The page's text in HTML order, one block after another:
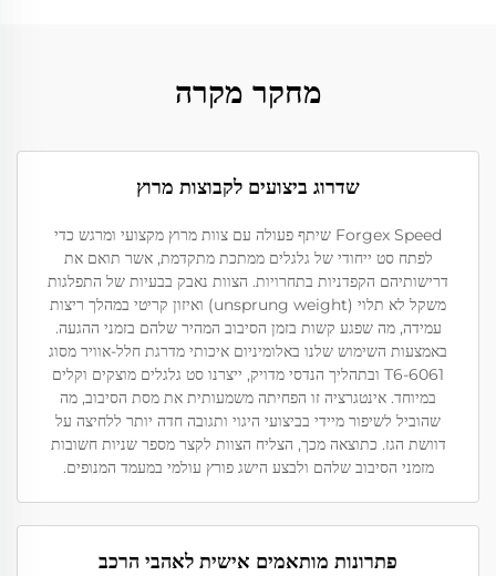
מחקר מקרה
שדרוג ביצועים לקבוצות מרוץ
Forgex Speed שיתף פעולה עם צוות מרוץ מקצועי ומרגש כדי
לפתח סט ייחודי של גלגלים ממתכת מתקדמת, אשר תואם את
דרישותיהם הקפדניות בתחרויות. הצוות נאבק בבעיות של התפלגות
משקל לא תלוי (unsprung weight) ואיזון קריטי במהלך ריצות
עמידה, מה שפגע קשות בזמן הסיבוב המהיר שלהם בזמני ההגעה.
באמצעות השימוש שלנו באלומיניום איכותי מדרגת חלל-אוויר מסוג
6061-T6 ובתהליך הנדסי מדויק, ייצרנו סט גלגלים מוצקים וקלים
במיוחד. אינטגרציה זו הפחיתה משמעותית את מסת הסיבוב, מה
שהוביל לשיפור מיידי בביצועי היגוי ותגובה חדה יותר ללחיצה על
דוושת הגז. כתוצאה מכך, הצליח הצוות לקצר מספר שניות חשובות
מזמני הסיבוב שלהם ולבצע הישג פורץ עולמי במעמד המנופים.
פתרונות מותאמים אישית לאהבי הרכב